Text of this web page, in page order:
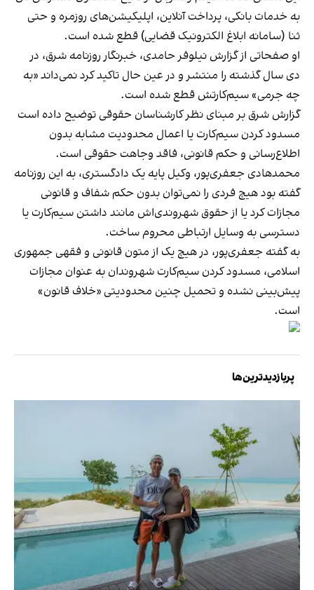
به خدمات بانکی، پرداخت آنلاین، اپلیکیشن‌های روزمره و حتی
ثنا (سامانه ابلاغ الکترونیک قضایی) قطع شده است.
او صفحاتی از گزارش نیلوفر حامدی، خبرنگار روزنامه شرق، در
دی سال گذشته را منتشر و در عین‌ حال تاکید کرد نمی‌داند «به
چه جرمی» سیم‌کارتش قطع شده است.
گزارش شرق بر مبنای نظر کارشناسان حقوقی توضیح داده است
مسدود کردن سیم‌کارت یا اعمال محدودیت مشابه بدون
اطلاع‌رسانی و حکم قانونی، فاقد وجاهت حقوقی است.
محمدهادی جعفری‌پور، وکیل پایه یک دادگستری، به این روزنامه
گفته بود هیچ فردی را نمی‌توان بدون حکم شفاف و قانونی
مجازات کرد یا از حقوق شهروندی‌اش مانند داشتن سیم‌کارت یا
دسترسی به وسایل ارتباطی محروم ساخت.
به گفته جعفری‌پور، در هیچ یک از متون قانونی و فقهی جمهوری
اسلامی، مسدود کردن سیم‌کارت شهروندان به عنوان مجازات
پیش‌بینی نشده و تحمیل چنین محدودیتی «خلاف قانون»
است.
پربازدیدترین‌ها